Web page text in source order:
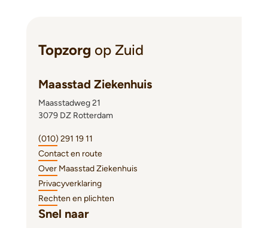
Topzorg op Zuid
Maasstad Ziekenhuis
Maasstadweg 21
3079 DZ Rotterdam
(010) 291 19 11
Contact en route
Over Maasstad Ziekenhuis
Privacyverklaring
Rechten en plichten
Snel naar